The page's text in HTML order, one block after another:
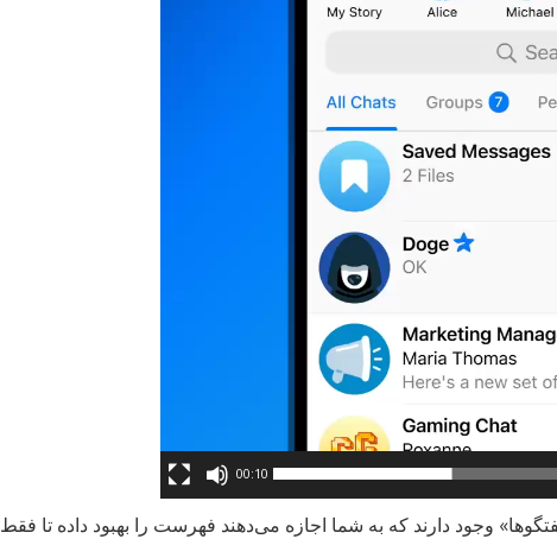
00:10
وجود دارند که به شما اجازه می‌دهند فهرست را بهبود داده تا فقط